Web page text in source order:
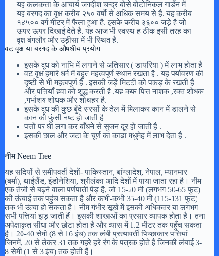
यह कलकत्ता के आचार्य जगदीश चन्द्र बोसे बोटोनिकल गार्डेन में
यह बरगद का वृक्ष करीब २५० वर्षो से अधिक समय से है. यह करीब
१४५०० वर्ग मीटर में फैला हुआ है. इसके करीब ३६०० जड़े है जो
ऊपर ऊपर दिखाई देते है. यह आज भी स्वस्थ ह ठीक इसी तरह का
वृक्ष बंगलौर और उड़ीसा में भी स्थित है.
वट वृक्ष या बरगद के औषधीय प्रयोग
इसके दूध को नाभि में लगाने से अतिसार ( डायरिया ) में लाभ होता है
वट वृक्ष हमारे धर्म में बहुत महत्वपूर्ण स्थान रखता है . यह पर्यावरण की
दृष्टी से भी महत्वपूर्ण है . इसकी जड़ें मिटटी को पकड़ के रखती है
और पत्तियाँ हवा को शुद्ध करती है .यह कफ पित्त नाशक ,रक्त शोधक
,गर्भाशय शोधक और शोथहर है.
इसके दूध की कुछ बुँदे सरसों के तेल में मिलाकर कान में डालने से
कान की फुंसी नष्ट हो जाती है
पत्तों पर घी लगा कर बाँधने से सुजन दूर हो जाती है .
इसकी छाल और जटा के चूर्ण का काढा मधुमेह में लाभ देता है .
नीम Neem Tree
यह सदियों से समीपवर्ती देशों- पाकिस्तान, बांग्लादेश, नेपाल, म्यानमार
(बर्मा), थाईलैंड, इंडोनेशिया, श्रीलंका आदि देशों में पाया जाता रहा है। नीम
एक तेजी से बढ़ने वाला पर्णपाती पेड़ है, जो 15-20 मी (लगभग 50-65 फुट)
की ऊंचाई तक पहुंच सकता है और कभी-कभी 35-40 मी (115-131 फुट)
तक भी ऊंचा हो सकता है। नीम गंभीर सूखे में इसकी अधिकतर या लगभग
सभी पत्तियां झड़ जाती हैं। इसकी शाखाओं का प्रसार व्यापक होता है। तना
अपेक्षाकृत सीधा और छोटा होता है और व्यास में 1.2 मीटर तक पहुँच सकता
है। 20-40 सेमी (8 से 16 इंच) तक लंबी प्रत्यावर्ती पिच्छाकार पत्तियां
जिनमें, 20 से लेकर 31 तक गहरे हरे रंग के पत्रक होते हैं जिनकी लंबाई 3-
8 सेमी (1 से 3 इंच) तक होती है।